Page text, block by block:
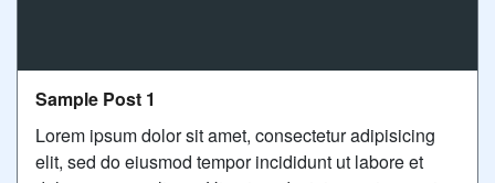
Sample Post 1
Lorem ipsum dolor sit amet, consectetur adipisicing
elit, sed do eiusmod tempor incididunt ut labore et